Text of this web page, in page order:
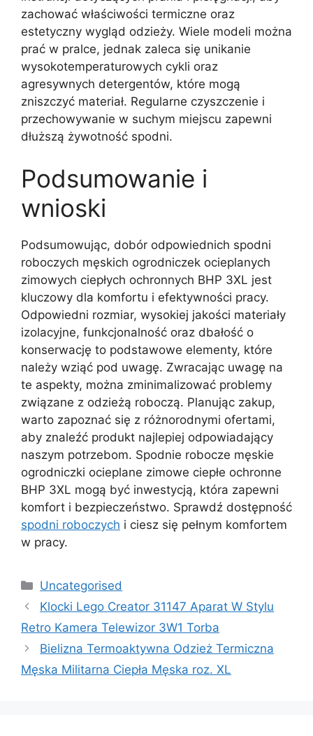
zachować właściwości termiczne oraz
estetyczny wygląd odzieży. Wiele modeli można
prać w pralce, jednak zaleca się unikanie
wysokotemperaturowych cykli oraz
agresywnych detergentów, które mogą
zniszczyć materiał. Regularne czyszczenie i
przechowywanie w suchym miejscu zapewni
dłuższą żywotność spodni.
Podsumowanie i
wnioski
Podsumowując, dobór odpowiednich spodni
roboczych męskich ogrodniczek ocieplanych
zimowych ciepłych ochronnych BHP 3XL jest
kluczowy dla komfortu i efektywności pracy.
Odpowiedni rozmiar, wysokiej jakości materiały
izolacyjne, funkcjonalność oraz dbałość o
konserwację to podstawowe elementy, które
należy wziąć pod uwagę. Zwracając uwagę na
te aspekty, można zminimalizować problemy
związane z odzieżą roboczą. Planując zakup,
warto zapoznać się z różnorodnymi ofertami,
aby znaleźć produkt najlepiej odpowiadający
naszym potrzebom. Spodnie robocze męskie
ogrodniczki ocieplane zimowe ciepłe ochronne
BHP 3XL mogą być inwestycją, która zapewni
komfort i bezpieczeństwo. Sprawdź dostępność
spodni roboczych i ciesz się pełnym komfortem
w pracy.
Kategorie
Uncategorised
Klocki Lego Creator 31147 Aparat W Stylu
Retro Kamera Telewizor 3W1 Torba
Bielizna Termoaktywna Odzież Termiczna
Męska Militarna Ciepła Męska roz. XL